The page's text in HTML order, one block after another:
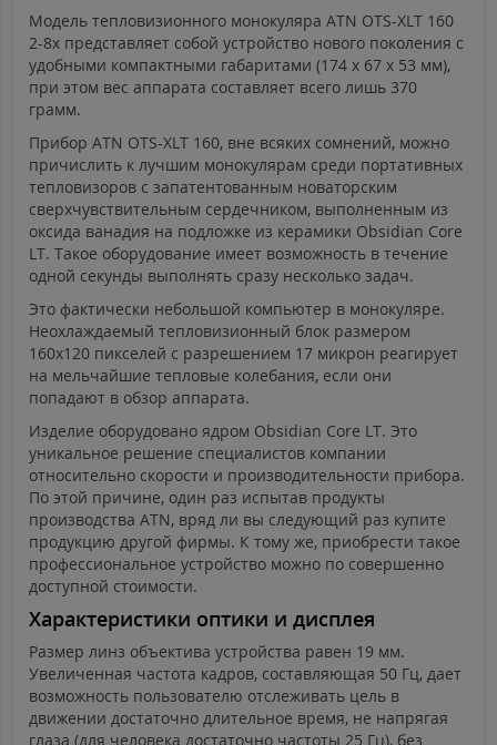
Модель тепловизионного монокуляра ATN OTS-XLT 160
2-8x представляет собой устройство нового поколения с
удобными компактными габаритами (174 x 67 x 53 мм),
при этом вес аппарата составляет всего лишь 370
грамм.
Прибор ATN OTS-XLT 160, вне всяких сомнений, можно
причислить к лучшим монокулярам среди портативных
тепловизоров с запатентованным новаторским
сверхчувствительным сердечником, выполненным из
оксида ванадия на подложке из керамики Obsidian Core
LT. Такое оборудование имеет возможность в течение
одной секунды выполнять сразу несколько задач.
Это фактически небольшой компьютер в монокуляре.
Неохлаждаемый тепловизионный блок размером
160x120 пикселей с разрешением 17 микрон реагирует
на мельчайшие тепловые колебания, если они
попадают в обзор аппарата.
Изделие оборудовано ядром Obsidian Core LT. Это
уникальное решение специалистов компании
относительно скорости и производительности прибора.
По этой причине, один раз испытав продукты
производства ATN, вряд ли вы следующий раз купите
продукцию другой фирмы. К тому же, приобрести такое
профессиональное устройство можно по совершенно
доступной стоимости.
Характеристики оптики и дисплея
Размер линз объектива устройства равен 19 мм.
Увеличенная частота кадров, составляющая 50 Гц, дает
возможность пользователю отслеживать цель в
движении достаточно длительное время, не напрягая
глаза (для человека достаточно частоты 25 Гц), без